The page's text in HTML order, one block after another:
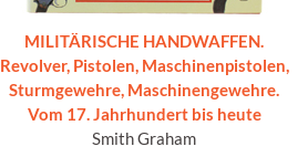
MILITÄRISCHE HANDWAFFEN.
Revolver, Pistolen, Maschinenpistolen,
Sturmgewehre, Maschinengewehre.
Vom 17. Jahrhundert bis heute
Smith Graham